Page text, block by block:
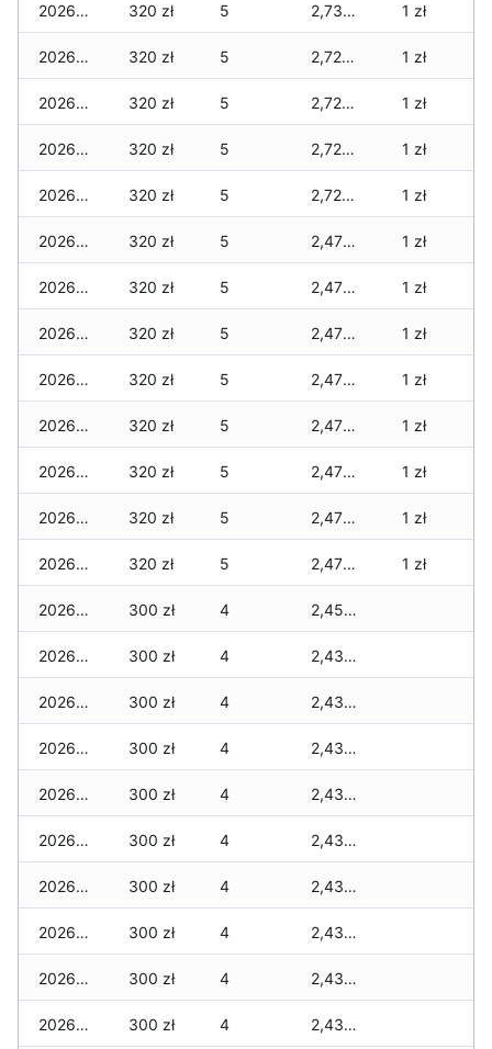
2026-03-21 320 zł 5 2,730 zł 1 zł
2026-03-20 320 zł 5 2,720 zł 1 zł
2026-03-19 320 zł 5 2,720 zł 1 zł
2026-03-18 320 zł 5 2,720 zł 1 zł
2026-03-17 320 zł 5 2,720 zł 1 zł
2026-03-16 320 zł 5 2,470 zł 1 zł
2026-03-15 320 zł 5 2,470 zł 1 zł
2026-03-14 320 zł 5 2,470 zł 1 zł
2026-03-13 320 zł 5 2,470 zł 1 zł
2026-03-12 320 zł 5 2,470 zł 1 zł
2026-03-11 320 zł 5 2,470 zł 1 zł
2026-03-10 320 zł 5 2,470 zł 1 zł
2026-03-09 320 zł 5 2,470 zł 1 zł
2026-03-08 300 zł 4 2,450 zł
2026-03-07 300 zł 4 2,430 zł
2026-03-06 300 zł 4 2,430 zł
2026-03-05 300 zł 4 2,430 zł
2026-03-04 300 zł 4 2,430 zł
2026-03-03 300 zł 4 2,430 zł
2026-03-02 300 zł 4 2,430 zł
2026-03-01 300 zł 4 2,430 zł
2026-02-27 300 zł 4 2,430 zł
2026-02-26 300 zł 4 2,430 zł